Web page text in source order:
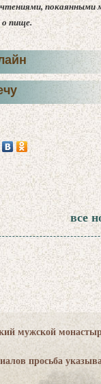
покаянными
о пище.
все
мужской
просьба